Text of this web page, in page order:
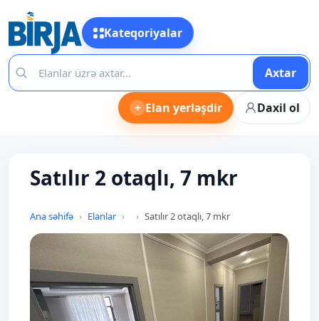
Kateqoriyalar
Axtar
+ Elan yerləşdir Daxil ol
Satılır 2 otaqlı, 7 mkr
Ana səhifə Elanlar Satılır 2 otaqlı, 7 mkr